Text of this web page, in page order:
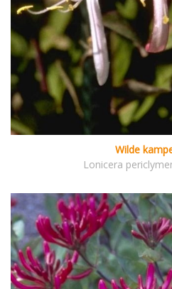
Wilde
Lonicera